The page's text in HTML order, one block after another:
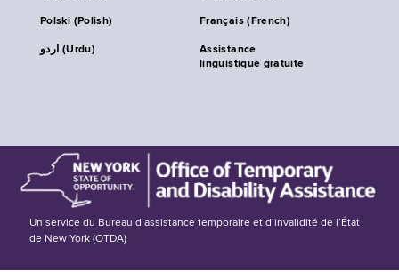
Polski (Polish) Français (French)
اردو (Urdu)
Assistance
linguistique gratuite
Un service du Bureau d’assistance temporaire et d’invalidité de l’État
de New York (OTDA)